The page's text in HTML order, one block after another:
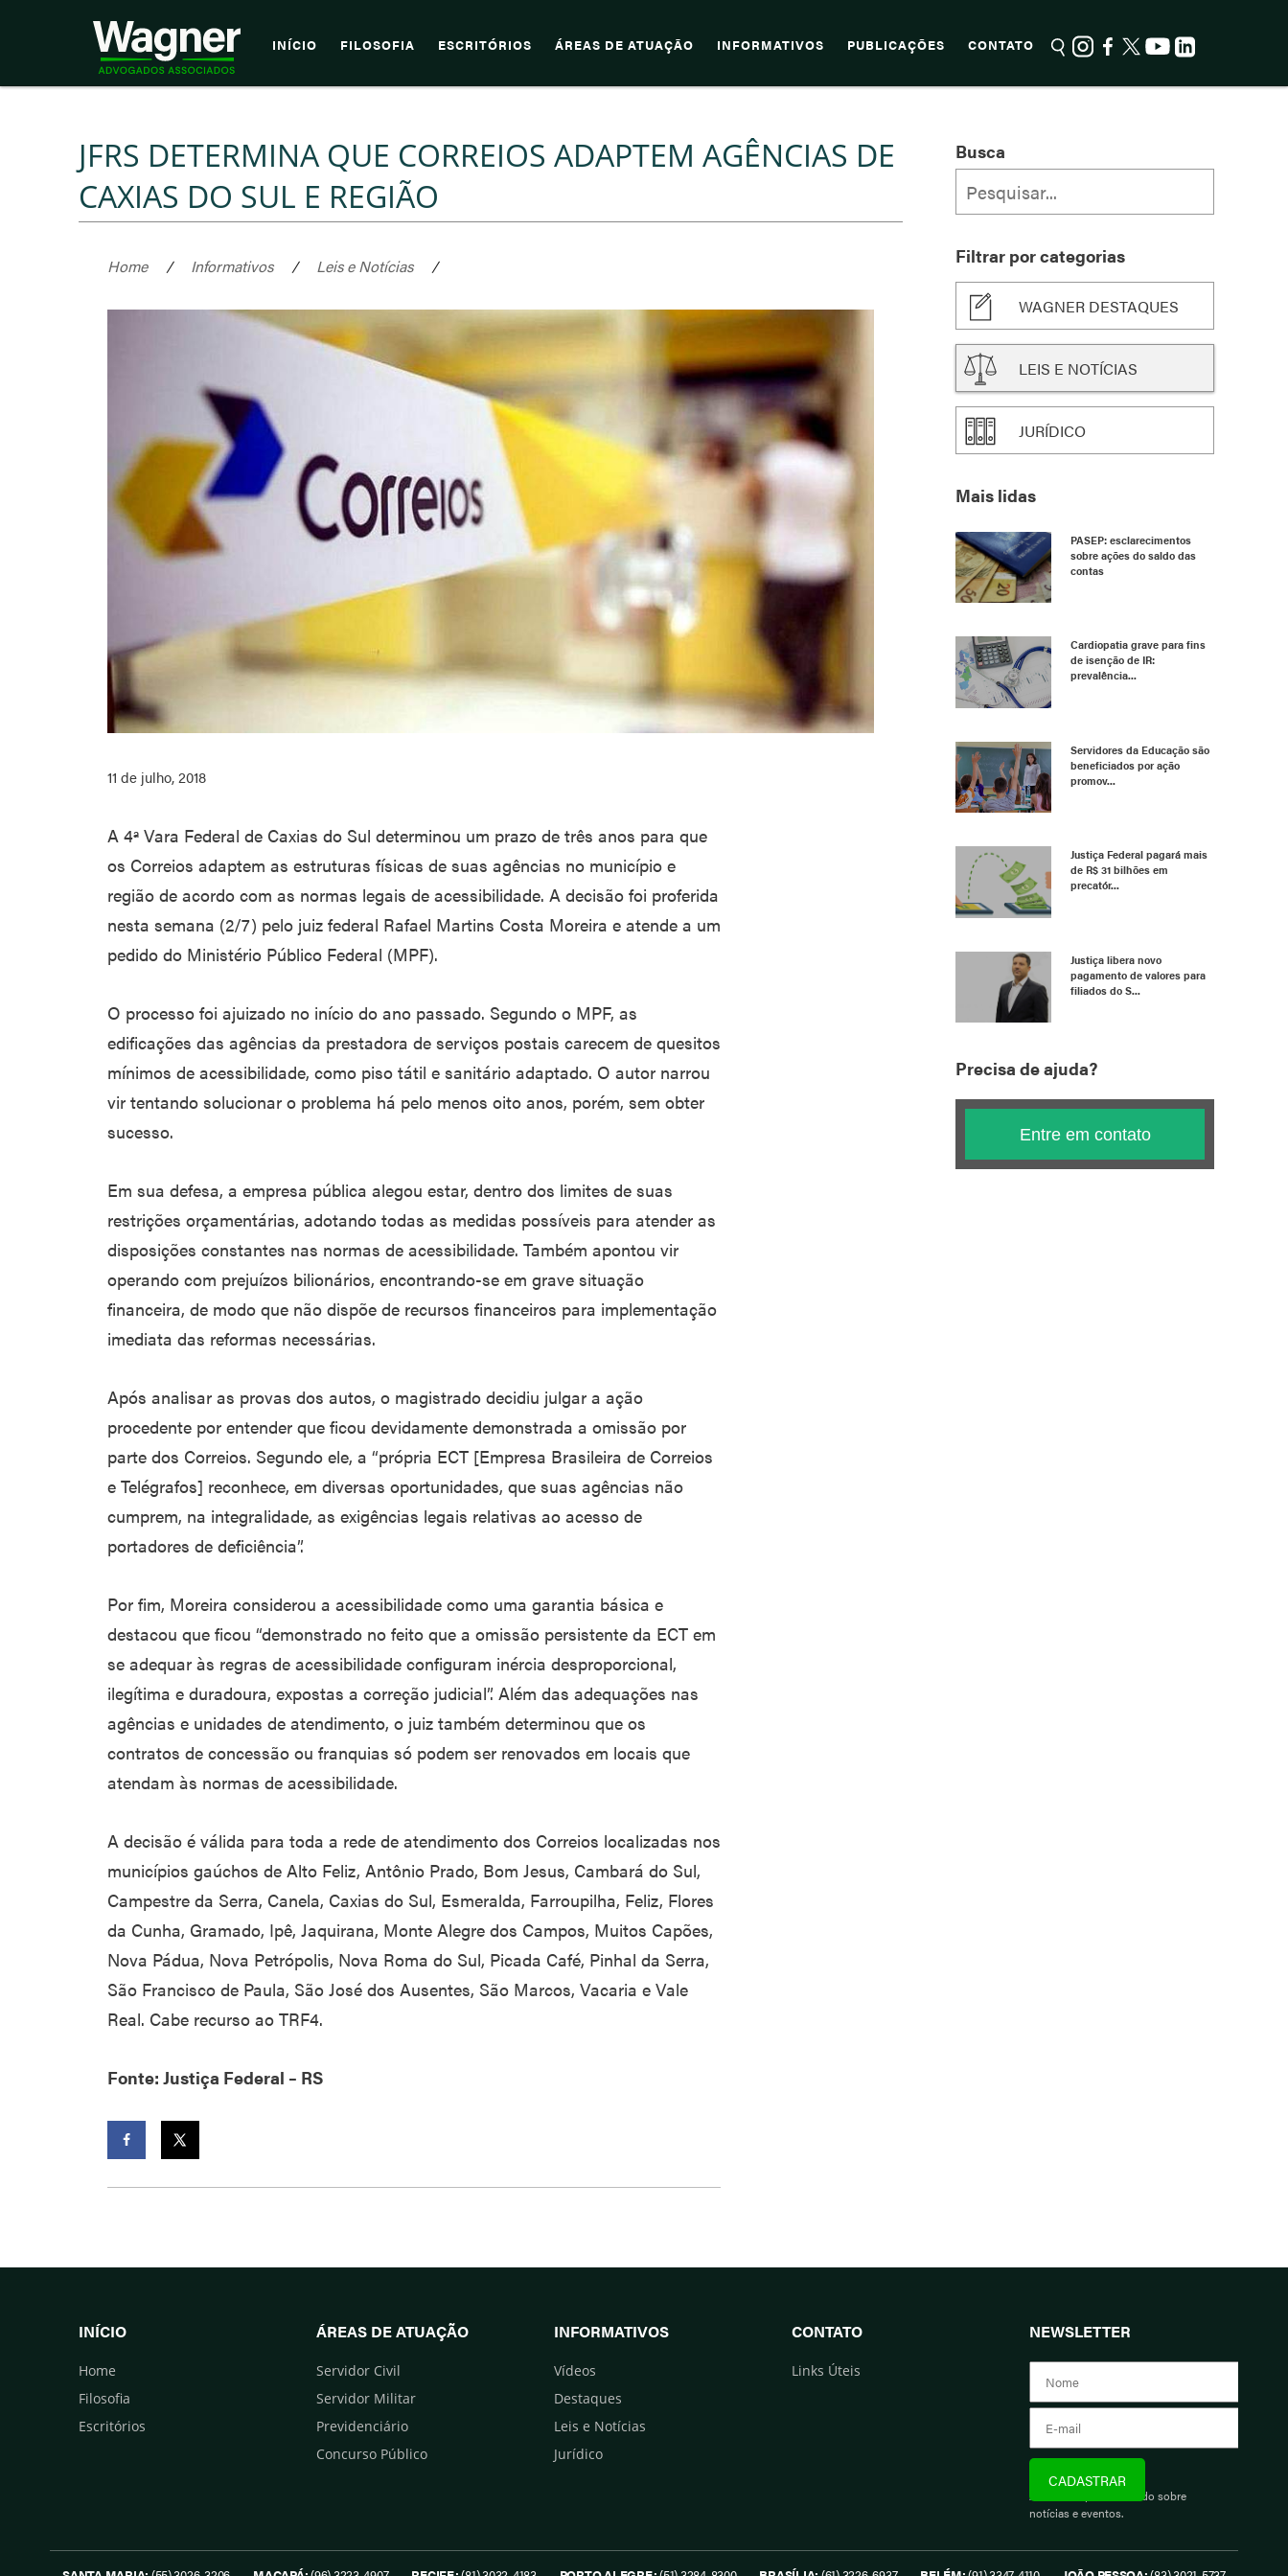
INÍCIO FILOSOFIA ESCRITÓRIOS ÁREAS DE ATUAÇÃO INFORMATIVOS PUBLICAÇÕES CONTATO
JFRS DETERMINA QUE CORREIOS ADAPTEM AGÊNCIAS DE
CAXIAS DO SUL E REGIÃO
Home / Informativos / Leis e Notícias /
11 de julho, 2018
A 4ª Vara Federal de Caxias do Sul determinou um prazo de três anos para que
os Correios adaptem as estruturas físicas de suas agências no município e
região de acordo com as normas legais de acessibilidade. A decisão foi proferida
nesta semana (2/7) pelo juiz federal Rafael Martins Costa Moreira e atende a um
pedido do Ministério Público Federal (MPF).
O processo foi ajuizado no início do ano passado. Segundo o MPF, as
edificações das agências da prestadora de serviços postais carecem de quesitos
mínimos de acessibilidade, como piso tátil e sanitário adaptado. O autor narrou
vir tentando solucionar o problema há pelo menos oito anos, porém, sem obter
sucesso.
Em sua defesa, a empresa pública alegou estar, dentro dos limites de suas
restrições orçamentárias, adotando todas as medidas possíveis para atender as
disposições constantes nas normas de acessibilidade. Também apontou vir
operando com prejuízos bilionários, encontrando-se em grave situação
financeira, de modo que não dispõe de recursos financeiros para implementação
imediata das reformas necessárias.
Após analisar as provas dos autos, o magistrado decidiu julgar a ação
procedente por entender que ficou devidamente demonstrada a omissão por
parte dos Correios. Segundo ele, a “própria ECT [Empresa Brasileira de Correios
e Telégrafos] reconhece, em diversas oportunidades, que suas agências não
cumprem, na integralidade, as exigências legais relativas ao acesso de
portadores de deficiência”.
Por fim, Moreira considerou a acessibilidade como uma garantia básica e
destacou que ficou “demonstrado no feito que a omissão persistente da ECT em
se adequar às regras de acessibilidade configuram inércia desproporcional,
ilegítima e duradoura, expostas a correção judicial”. Além das adequações nas
agências e unidades de atendimento, o juiz também determinou que os
contratos de concessão ou franquias só podem ser renovados em locais que
atendam às normas de acessibilidade.
A decisão é válida para toda a rede de atendimento dos Correios localizadas nos
municípios gaúchos de Alto Feliz, Antônio Prado, Bom Jesus, Cambará do Sul,
Campestre da Serra, Canela, Caxias do Sul, Esmeralda, Farroupilha, Feliz, Flores
da Cunha, Gramado, Ipê, Jaquirana, Monte Alegre dos Campos, Muitos Capões,
Nova Pádua, Nova Petrópolis, Nova Roma do Sul, Picada Café, Pinhal da Serra,
São Francisco de Paula, São José dos Ausentes, São Marcos, Vacaria e Vale
Real. Cabe recurso ao TRF4.
Fonte: Justiça Federal – RS
Busca
Filtrar por categorias
WAGNER DESTAQUES
LEIS E NOTÍCIAS
JURÍDICO
Mais lidas
PASEP: esclarecimentos
sobre ações do saldo das
contas
Cardiopatia grave para fins
de isenção de IR:
prevalência...
Servidores da Educação são
beneficiados por ação
promov...
Justiça Federal pagará mais
de R$ 31 bilhões em
precatór...
Justiça libera novo
pagamento de valores para
filiados do S...
Precisa de ajuda?
Entre em contato
INÍCIO
Home
Filosofia
Escritórios
ÁREAS DE ATUAÇÃO
Servidor Civil
Servidor Militar
Previdenciário
Concurso Público
INFORMATIVOS
Vídeos
Destaques
Leis e Notícias
Jurídico
CONTATO
Links Úteis
NEWSLETTER
Assine e fique informado sobre
notícias e eventos.